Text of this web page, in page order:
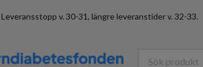
v. 30-31, längre leveranstider v. 32-33.